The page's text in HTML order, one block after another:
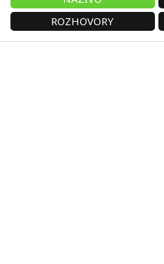
ROZHOVORY